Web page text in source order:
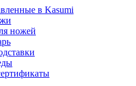
в Kasumi
ножей